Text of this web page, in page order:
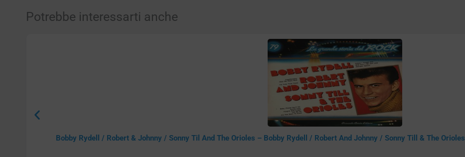
Potrebbe interessarti anche
Bobby Rydell / Robert & Johnny / Sonny Til And The Orioles – Bobby Rydell / Robert And Johnny / Sonny Till & The Orioles